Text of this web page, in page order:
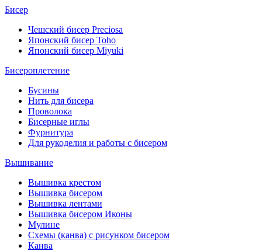
Бисер
Чешский бисер Preciosa
Японский бисер Toho
Японский бисер Miyuki
Бисероплетение
Бусины
Нить для бисера
Проволока
Бисерные иглы
Фурнитура
Для рукоделия и работы с бисером
Вышивание
Вышивка крестом
Вышивка бисером
Вышивка лентами
Вышивка бисером Иконы
Мулине
Схемы (канва) с рисунком бисером
Канва